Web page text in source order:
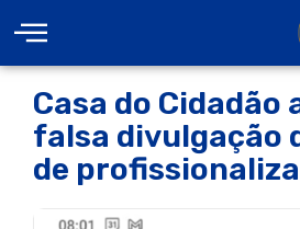
Casa do Cidadão
falsa divulgação
de